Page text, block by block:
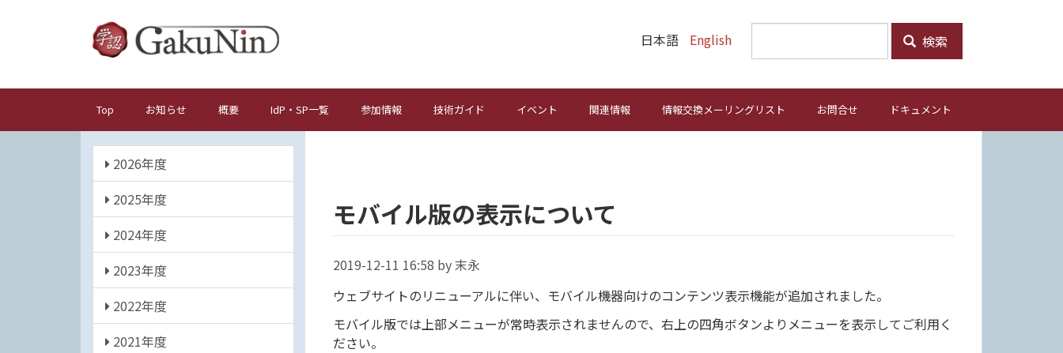
ン
検索
日本語 English
メ
イ
ナ
ー
ョ
ン
Top お知らせ 概要 IdP・SP一覧 参加情報 技術ガイド イベント 関連情報 情報交換メーリングリスト お問合せ ドキュメント
年
度
2026年度
2025年度
2024年度
2023年度
2022年度
2021年度
モバイル版の表示について
2019-12-11 16:58 by 末永
ウェブサイトのリニューアルに伴い、モバイル機器向けのコンテンツ表示機能が追加されました。
モバイル版では上部メニューが常時表示されませんので、右上の四角ボタンよりメニューを表示してご利用く
ださい。